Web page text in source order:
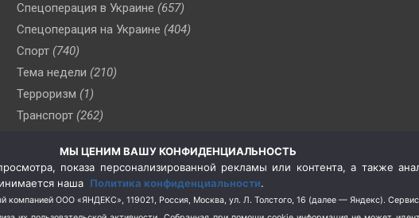
Спецоперация в Украине (657)
Спецоперация на Украине (404)
Спорт (740)
Тема недели (210)
Терроризм (1)
Транспорт (262)
(76)
Цены (2)
Школа и спорт (2)
МЫ ЦЕНИМ ВАШУ КОНФИДЕНЦИАЛЬНОСТЬ
показа персонализированной рекламы или контента, а также
наша Политика конфиденциальности.
компанией ООО «ЯНДЕКС», 119021, Россия, Москва, ул. Л. Толстого, 16 (далее — Яндекс).